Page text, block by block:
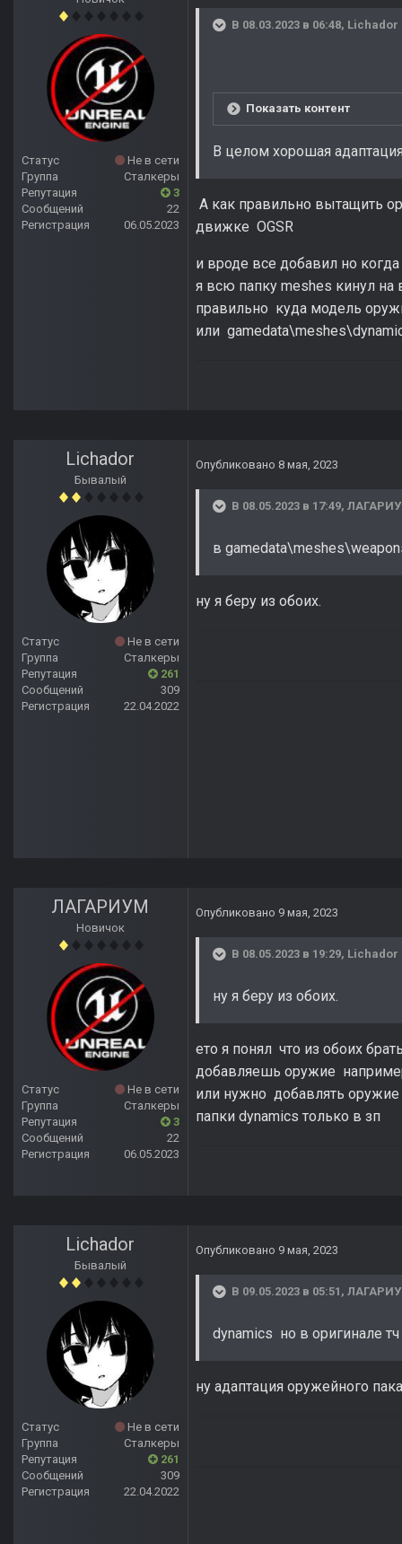
Статус
Не в сети
Группа
Сталкеры
Репутация
3
Сообщений
22
Регистрация
06.05.2023
В 08.03.2023 в 06:48, Lichador
Показать контент
В целом хорошая
А как правильно вытащить
движке OGSR
и вроде все добавил но
я всю папку meshes кинул на
правильно куда модель
или
Lichador
Бывалый
Статус
Не в сети
Группа
Сталкеры
Репутация
261
Сообщений
309
Регистрация
22.04.2022
Опубликовано 8 мая, 2023
В 08.05.2023 в 17:49,
в
ну я беру из обоих.
ЛАГАРИУМ
Новичок
Статус
Не в сети
Группа
Сталкеры
Репутация
3
Сообщений
22
Регистрация
06.05.2023
Опубликовано 9 мая, 2023
В 08.05.2023 в 19:29, Lichador
ну я беру из обоих.
ето я понял что из обоих
добавляешь оружие
или нужно добавлять
папки dynamics только в зп
Lichador
Бывалый
Статус
Не в сети
Группа
Сталкеры
Репутация
261
Сообщений
309
Регистрация
22.04.2022
Опубликовано 9 мая, 2023
В 09.05.2023 в 05:51,
dynamics но в оригинале
ну адаптация оружейного